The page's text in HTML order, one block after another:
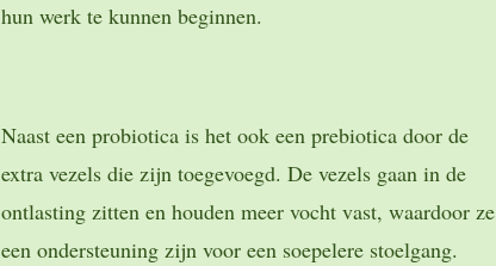
hun werk te kunnen beginnen.
Naast een probiotica is het ook een prebiotica door de
extra vezels die zijn toegevoegd. De vezels gaan in de
ontlasting zitten en houden meer vocht vast, waardoor ze
een ondersteuning zijn voor een soepelere stoelgang.